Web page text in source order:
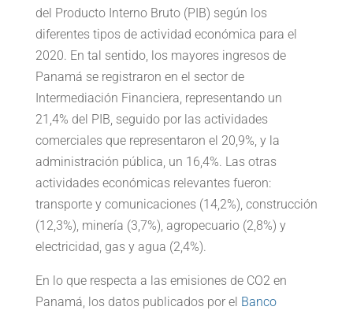
del Producto Interno Bruto (PIB) según los
diferentes tipos de actividad económica para el
2020. En tal sentido, los mayores ingresos de
Panamá se registraron en el sector de
Intermediación Financiera, representando un
21,4% del PIB, seguido por las actividades
comerciales que representaron el 20,9%, y la
administración pública, un 16,4%. Las otras
actividades económicas relevantes fueron:
transporte y comunicaciones (14,2%), construcción
(12,3%), minería (3,7%), agropecuario (2,8%) y
electricidad, gas y agua (2,4%).
En lo que respecta a las emisiones de CO2 en
Panamá, los datos publicados por el Banco